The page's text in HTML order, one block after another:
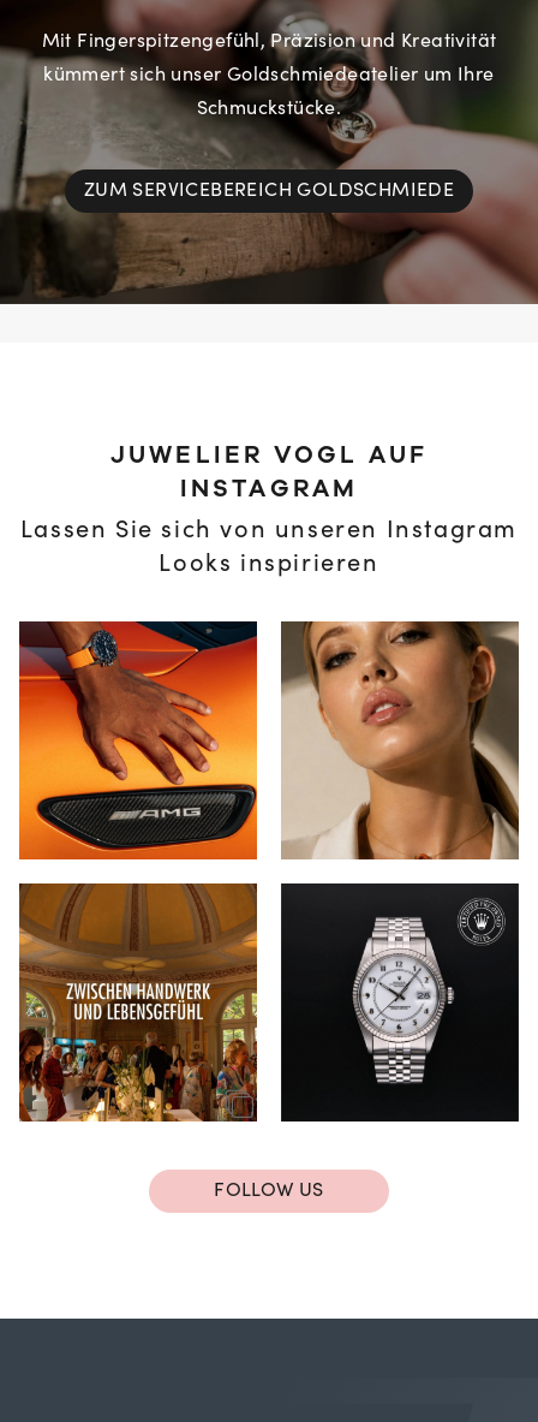
Mit Fingerspitzengefühl, Präzision und Kreativität
kümmert sich unser Goldschmiedeatelier um Ihre
Schmuckstücke.
ZUM SERVICEBEREICH GOLDSCHMIEDE
JUWELIER VOGL AUF
INSTAGRAM
Lassen Sie sich von unseren Instagram
Looks inspirieren
FOLLOW US